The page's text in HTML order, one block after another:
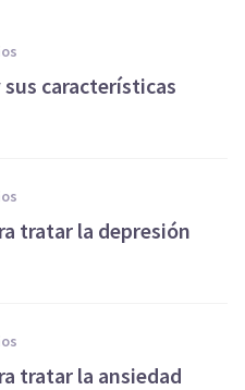
características
tratar la depresión
tratar la ansiedad